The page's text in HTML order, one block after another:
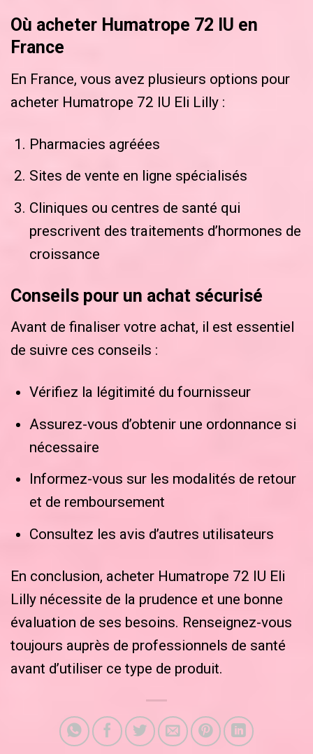
Où acheter Humatrope 72 IU en
France
En France, vous avez plusieurs options pour
acheter Humatrope 72 IU Eli Lilly :
Pharmacies agréées
Sites de vente en ligne spécialisés
Cliniques ou centres de santé qui
prescrivent des traitements d’hormones de
croissance
Conseils pour un achat sécurisé
Avant de finaliser votre achat, il est essentiel
de suivre ces conseils :
Vérifiez la légitimité du fournisseur
Assurez-vous d’obtenir une ordonnance si
nécessaire
Informez-vous sur les modalités de retour
et de remboursement
Consultez les avis d’autres utilisateurs
En conclusion, acheter Humatrope 72 IU Eli
Lilly nécessite de la prudence et une bonne
évaluation de ses besoins. Renseignez-vous
toujours auprès de professionnels de santé
avant d’utiliser ce type de produit.